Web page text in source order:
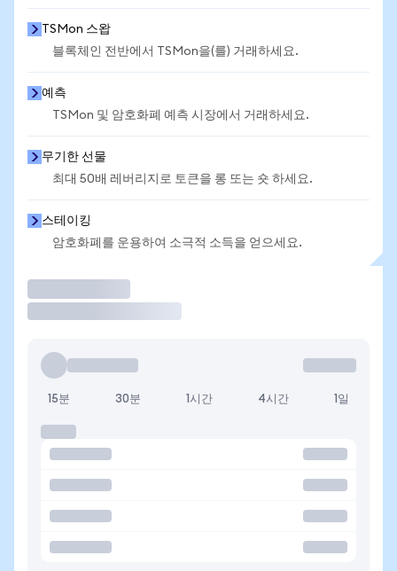
TSMon 스왑
블록체인 전반에서 TSMon을(를) 거래하세요.
예측
TSMon 및 암호화폐 예측 시장에서 거래하세요.
무기한 선물
최대 50배 레버리지로 토큰을 롱 또는 숏 하세요.
스테이킹
암호화폐를 운용하여 소극적 소득을 얻으세요.
15분 30분 1시간 4시간 1일